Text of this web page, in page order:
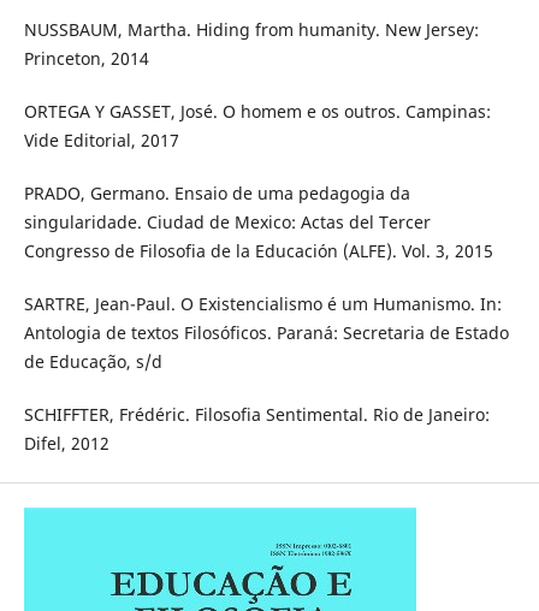
NUSSBAUM, Martha. Hiding from humanity. New Jersey:
Princeton, 2014
ORTEGA Y GASSET, José. O homem e os outros. Campinas:
Vide Editorial, 2017
PRADO, Germano. Ensaio de uma pedagogia da
singularidade. Ciudad de Mexico: Actas del Tercer
Congresso de Filosofia de la Educación (ALFE). Vol. 3, 2015
SARTRE, Jean-Paul. O Existencialismo é um Humanismo. In:
Antologia de textos Filosóficos. Paraná: Secretaria de Estado
de Educação, s/d
SCHIFFTER, Frédéric. Filosofia Sentimental. Rio de Janeiro:
Difel, 2012